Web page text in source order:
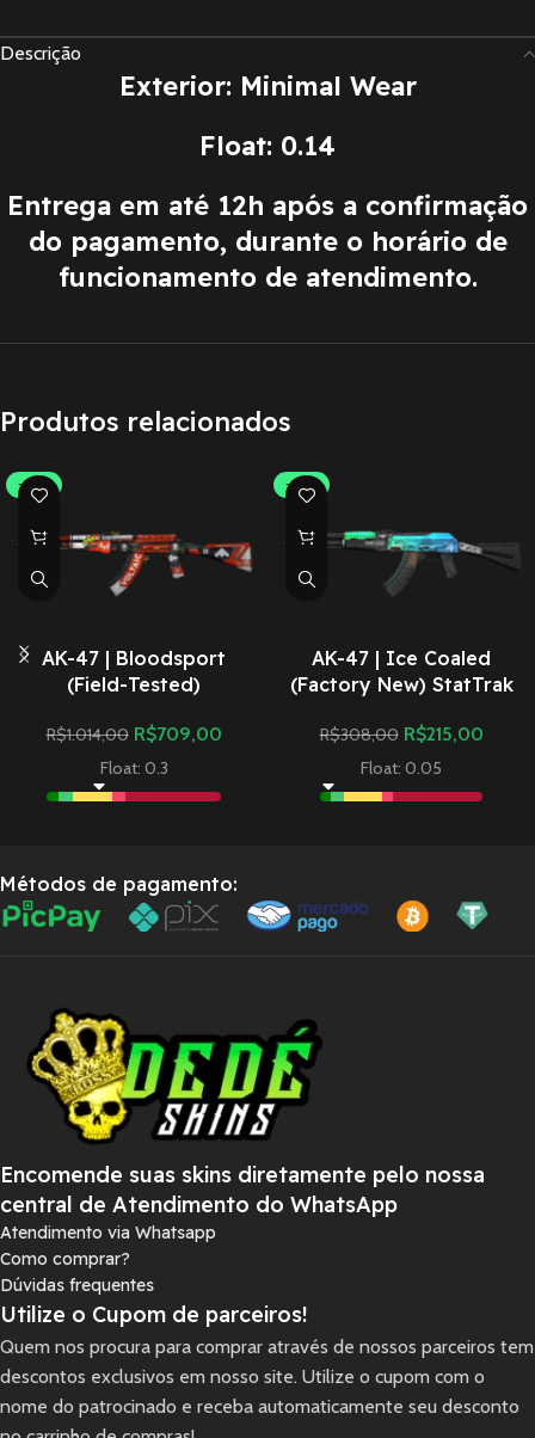
Descrição
Exterior: Minimal Wear
Float: 0.14
Entrega em até 12h após a confirmação
do pagamento, durante o horário de
funcionamento de atendimento.
Produtos relacionados
-30%
AK-47 | Bloodsport
(Field-Tested)
R$1.014,00 R$709,00
Float: 0.3
-30%
AK-47 | Ice Coaled
(Factory New) StatTrak
R$308,00 R$215,00
Float: 0.05
Métodos de pagamento:
Encomende suas skins diretamente pelo nossa
central de Atendimento do WhatsApp
Atendimento via Whatsapp
Como comprar?
Dúvidas frequentes
Utilize o Cupom de parceiros!
Quem nos procura para comprar através de nossos parceiros tem
descontos exclusivos em nosso site. Utilize o cupom com o
nome do patrocinado e receba automaticamente seu desconto